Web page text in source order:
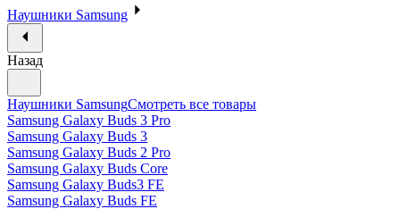
Наушники Samsung
Назад
Наушники SamsungСмотреть все товары
Samsung Galaxy Buds 3 Pro
Samsung Galaxy Buds 3
Samsung Galaxy Buds 2 Pro
Samsung Galaxy Buds Core
Samsung Galaxy Buds3 FE
Samsung Galaxy Buds FE